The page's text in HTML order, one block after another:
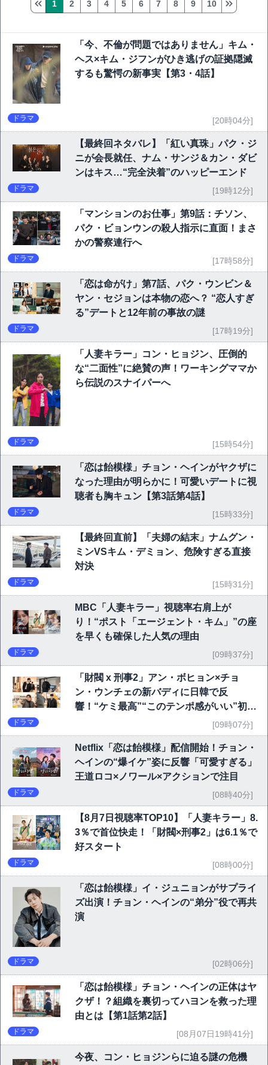
1 2 3 4 5 6 7 8 9 10
「今、不倫が問題ではありません」キム・
ヘス×キム・ジフンがひき逃げの証拠隠滅
するも驚愕の新事実【第3・4話】
ドラマ [20時04分]
【最終回ネタバレ】「紅い真珠」パク・ジ
ニが会長就任、ナム・サンジ＆カン・ダビ
ンはキス…“完全決着”のハッピーエンド
ドラマ [19時12分]
「マンションのお仕事」第9話：チソン、
パク・ビョンウンの殺人指示に直面！まさ
かの警察連行へ
ドラマ [17時58分]
「恋は命がけ」第7話、パク・ウンビン＆
ヤン・セジョンは本物の恋へ？ “恋人すぎ
る”デートと12年前の事故の謎
ドラマ [17時19分]
「人妻キラー」コン・ヒョジン、圧倒的
な“二面性”に絶賛の声！ワーキングママか
ら伝説のスナイパーへ
ドラマ [15時54分]
「恋は飴模様」チョン・ヘインがヤクザに
なった理由が明らかに！可愛いデートに視
聴者も胸キュン【第3話第4話】
ドラマ [15時33分]
【最終回直前】「夫婦の結末」ナムグン・
ミンVSキム・デミョン、危険すぎる直接
対決
ドラマ [15時31分]
MBC「人妻キラー」視聴率右肩上が
り！“ポスト「エージェント・キム」”の座
を早くも確保した人気の理由
ドラマ [09時37分]
「財閥 x 刑事2」アン・ボヒョン×チョ
ン・ウンチェの新バディに日韓で反
響！“ケミ最高”“このテンポ感がいい”初回
ドラマ [09時07分]
Netflix「恋は飴模様」配信開始！チョン・
ヘインの“爆イケ”姿に反響「可愛すぎる」
王道ロコ×ノワール×アクションで注目
ドラマ [08時40分]
【8月7日視聴率TOP10】「人妻キラー」8.
3％で首位快走！「財閥×刑事2」は6.1％で
好スタート
ドラマ [08時00分]
「恋は飴模様」イ・ジュニョンがサプライ
ズ出演！チョン・ヘインの“弟分”役で再共
演
ドラマ [02時06分]
「恋は飴模様」チョン・ヘインの正体はヤ
クザ！？組織を裏切ってハヨンを救った理
由とは【第1話第2話】
ドラマ [08月07日19時41分]
今夜、コン・ヒョジンらに迫る謎の危機